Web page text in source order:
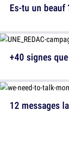
12 messages
Es-tu un beauf
+40 signes